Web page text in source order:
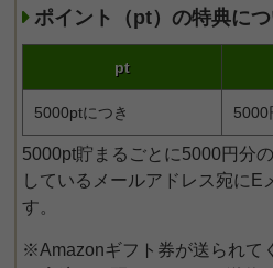
ポイント（pt）の特典に
pt
5000ptにつき 5000
5000pt貯まるごとに5000円分
しているメールアドレス宛にE
す。
※Amazonギフト券が送られて